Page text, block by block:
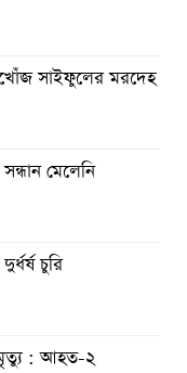
দিবস’ পালিত
সাইফুলের মরদেহ
মেলেনি
চুরি
মৃত্যু : আহত-২